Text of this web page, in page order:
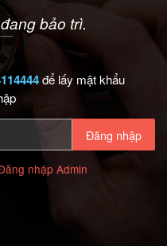
bảo trì.
để lấy mật khẩu
Đăng nhập
nhập Admin